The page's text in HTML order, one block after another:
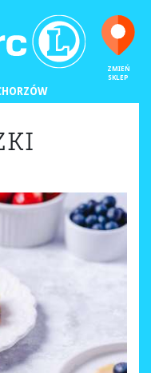
ZMIEŃ
SKLEP